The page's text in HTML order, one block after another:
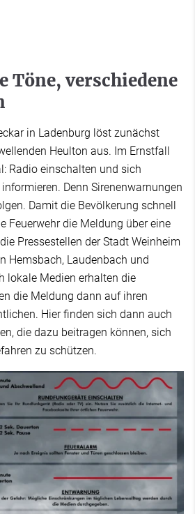
Töne, verschiedene
in Ladenburg löst zunächst
Heulton aus. Im Ernstfall
Radio einschalten und sich
Denn Sirenenwarnungen
Damit die Bevölkerung schnell
Feuerwehr die Meldung über eine
Pressestellen der Stadt Weinheim
Hemsbach, Laudenbach und
lokale Medien erhalten die
die Meldung dann auf ihren
Hier finden sich dann auch
die dazu beitragen können, sich
zu schützen.